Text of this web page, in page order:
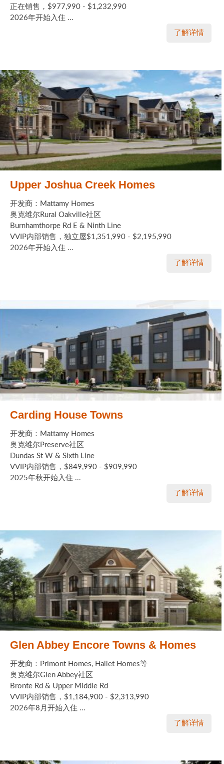
正在销售，$977,990 - $1,232,990
2026年开始入住 ...
了解详情
Upper Joshua Creek Homes
开发商：Mattamy Homes
奥克维尔Rural Oakville社区
Burnhamthorpe Rd E & Ninth Line
VVIP内部销售，独立屋$1,351,990 - $2,195,990
2026年开始入住 ...
了解详情
Carding House Towns
开发商：Mattamy Homes
奥克维尔Preserve社区
Dundas St W & Sixth Line
VVIP内部销售，$849,990 - $909,990
2025年秋开始入住 ...
了解详情
Glen Abbey Encore Towns & Homes
开发商：Primont Homes, Hallet Homes等
奥克维尔Glen Abbey社区
Bronte Rd & Upper Middle Rd
VVIP内部销售，$1,184,900 - $2,313,990
2026年8月开始入住 ...
了解详情